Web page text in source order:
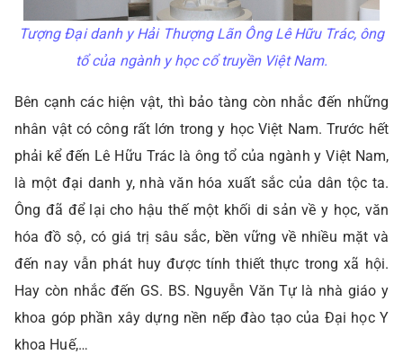
Tượng Đại danh y Hải Thượng Lãn Ông Lê Hữu Trác, ông
tổ của ngành y học cổ truyền Việt Nam.
Bên cạnh các hiện vật, thì bảo tàng còn nhắc đến những
nhân vật có công rất lớn trong y học Việt Nam. Trước hết
phải kể đến Lê Hữu Trác là ông tổ của ngành y Việt Nam,
là một đại danh y, nhà văn hóa xuất sắc của dân tộc ta.
Ông đã để lại cho hậu thế một khối di sản về y học, văn
hóa đồ sộ, có giá trị sâu sắc, bền vững về nhiều mặt và
đến nay vẫn phát huy được tính thiết thực trong xã hội.
Hay còn nhắc đến GS. BS. Nguyễn Văn Tự là nhà giáo y
khoa góp phần xây dựng nền nếp đào tạo của Đại học Y
khoa Huế,…